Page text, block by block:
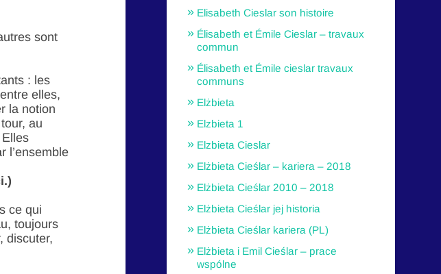
sont
: les
elles,
la notion
au
l’ensemble
ce qui
toujours
discuter,
Elisabeth Cieslar son histoire
Élisabeth et Émile Cieslar – travaux
commun
Élisabeth et Émile cieslar travaux
communs
Elżbieta
Elzbieta 1
Elzbieta Cieslar
Elżbieta Cieślar – kariera – 2018
Elżbieta Cieślar 2010 – 2018
Elżbieta Cieślar jej historia
Elżbieta Cieślar kariera (PL)
Elżbieta i Emil Cieślar – prace
wspólne